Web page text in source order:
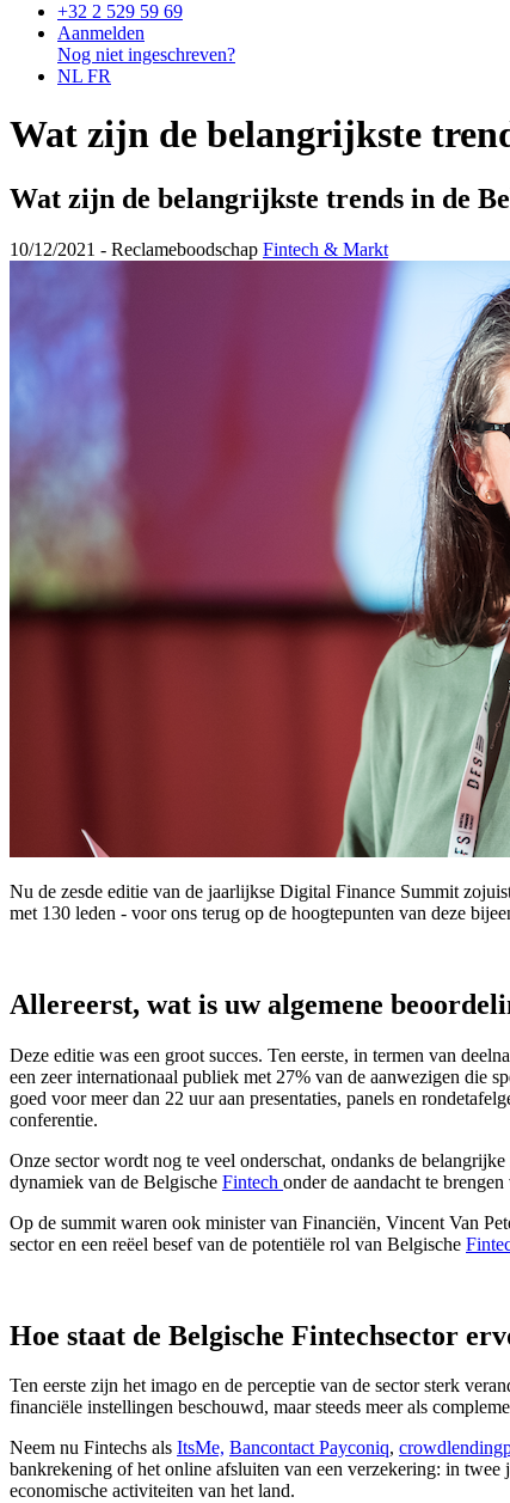
+32 2 529 59 69
Aanmelden
Nog niet ingeschreven?
NL FR
Wat zijn de belangrijkste
Wat zijn de belangrijkste trends in de
10/12/2021 - Reclameboodschap Fintech & Markt
Nu de zesde editie van de jaarlijkse Digital Finance Summit
met 130 leden - voor ons terug op de hoogtepunten van deze
Allereerst, wat is uw algemene
Deze editie was een groot succes. Ten eerste, in termen van
een zeer internationaal publiek met 27% van de aanwezigen die
goed voor meer dan 22 uur aan presentaties, panels en
conferentie.
Onze sector wordt nog te veel onderschat, ondanks de
dynamiek van de Belgische Fintech onder de aandacht te
Op de summit waren ook minister van Financiën, Vincent Van
sector en een reëel besef van de potentiële rol van Belgische
Hoe staat de Belgische Fintechsector
Ten eerste zijn het imago en de perceptie van de sector sterk
financiële instellingen beschouwd, maar steeds meer als
Neem nu Fintechs als ItsMe, Bancontact Payconiq,
bankrekening of het online afsluiten van een verzekering: in
economische activiteiten van het land.